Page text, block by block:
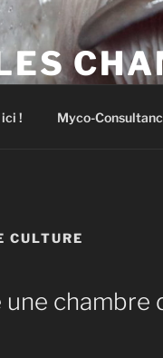
! Myco-
CULTURE
chambre